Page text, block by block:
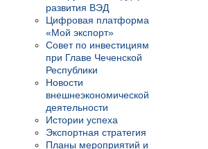
развития ВЭД
Цифровая платформа
«Мой экспорт»
Совет по инвестициям
при Главе Чеченской
Республики
Новости
внешнеэкономической
деятельности
Истории успеха
Экспортная стратегия
Планы мероприятий и